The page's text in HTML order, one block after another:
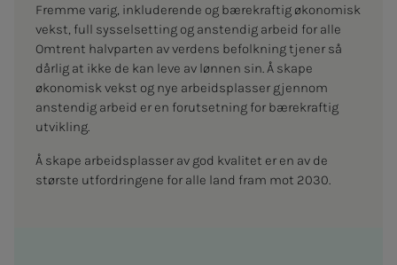
Fremme varig, inkluderende og bærekraftig økonomisk
vekst, full sysselsetting og anstendig arbeid for alle
Omtrent halvparten av verdens befolkning tjener så
dårlig at ikke de kan leve av lønnen sin. Å skape
økonomisk vekst og nye arbeidsplasser gjennom
anstendig arbeid er en forutsetning for bærekraftig
utvikling.
Å skape arbeidsplasser av god kvalitet er en av de
største utfordringene for alle land fram mot 2030.